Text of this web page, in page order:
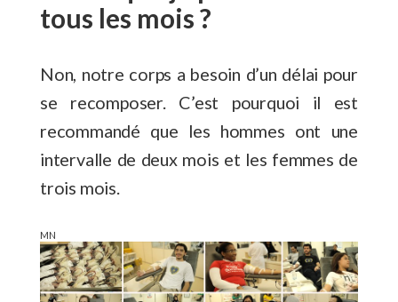
tous les mois ?
Non, notre corps a besoin d’un délai pour
se recomposer. C’est pourquoi il est
recommandé que les hommes ont une
intervalle de deux mois et les femmes de
trois mois.
MN